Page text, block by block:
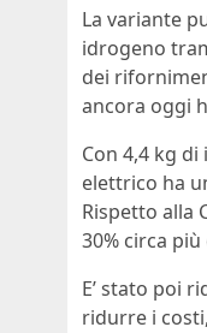
La variante
idrogeno
dei
ancora oggi
Con 4,4 kg
elettrico ha
Rispetto alla
30% circa
E’ stato poi
ridurre i